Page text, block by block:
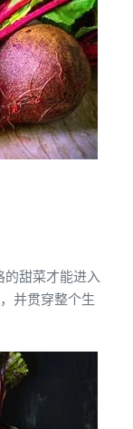
甜菜才能进入
并贯穿整个生